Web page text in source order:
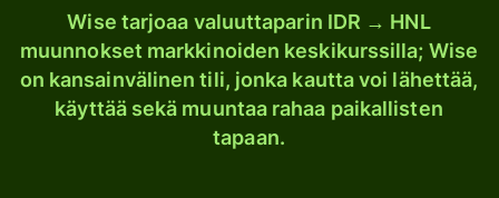
Wise tarjoaa valuuttaparin IDR → HNL
muunnokset markkinoiden keskikurssilla; Wise
on kansainvälinen tili, jonka kautta voi lähettää,
käyttää sekä muuntaa rahaa paikallisten
tapaan.